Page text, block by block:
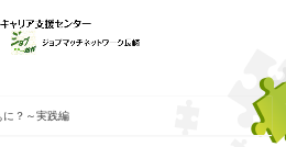
に？～実践編